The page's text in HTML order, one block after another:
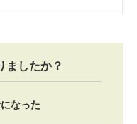
ましたか？
なった